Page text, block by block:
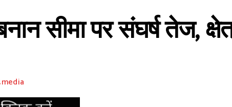
सीमा पर संघर्ष तेज,